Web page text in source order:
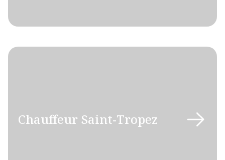
Chauffeur Saint-Tropez